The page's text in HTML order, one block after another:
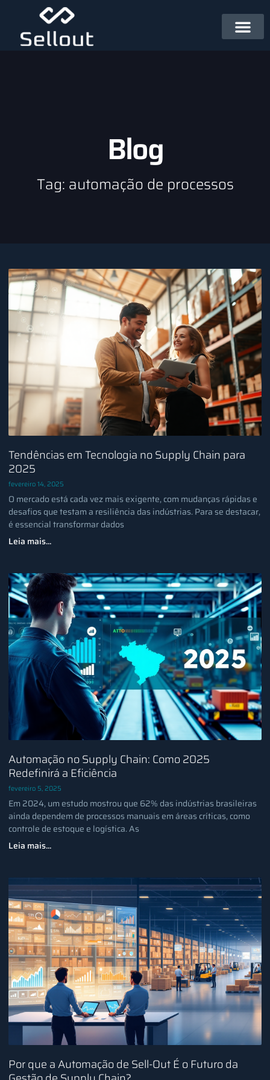
Blog
Tag: automação de processos
Tendências em Tecnologia no Supply Chain para
2025
fevereiro 14, 2025
O mercado está cada vez mais exigente, com mudanças rápidas e
desafios que testam a resiliência das indústrias. Para se destacar,
é essencial transformar dados
Leia mais...
Automação no Supply Chain: Como 2025
Redefinirá a Eficiência
fevereiro 5, 2025
Em 2024, um estudo mostrou que 62% das indústrias brasileiras
ainda dependem de processos manuais em áreas críticas, como
controle de estoque e logística. As
Leia mais...
Por que a Automação de Sell-Out É o Futuro da